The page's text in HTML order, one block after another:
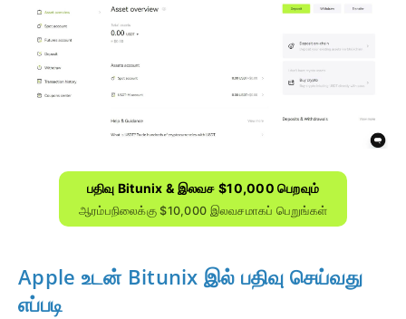
பதிவு Bitunix & இலவச $10,000 பெறவும்
ஆரம்பநிலைக்கு $10,000 இலவசமாகப் பெறுங்கள்
Apple உடன் Bitunix இல் பதிவு செய்வது
எப்படி